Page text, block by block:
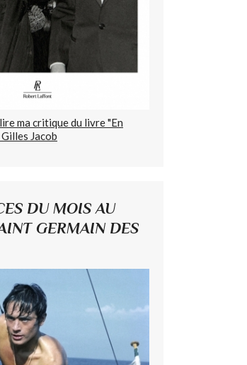
ma critique du livre "En
Jacob
DU MOIS AU
GERMAIN DES